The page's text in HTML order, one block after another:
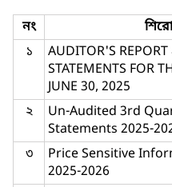
নং
১
AUDITOR'S
STATEMENTS FOR
JUNE 30, 2025
২
Un-Audited 3rd
Statements 2025-
৩
Price Sensitive
2025-2026